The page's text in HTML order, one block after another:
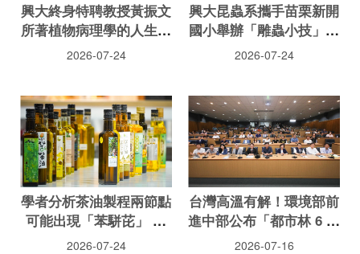
興大終身特聘教授黃振文
所著植物病理學的人生筆
記 值得一讀的實用參考
2026-07-24
興大昆蟲系攜手苗栗新開
國小舉辦「雕蟲小技」暑
期科普營
2026-07-24
學者分析茶油製程兩節點
可能出現「苯駢芘」 農
試所指還與一處理有關
2026-07-24
台灣高溫有解！環境部前
進中部公布「都市林 6 大
治理重點」：導入樹保制
2026-07-16